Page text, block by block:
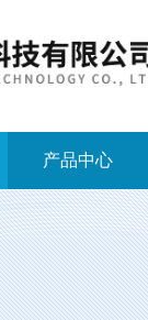
产品中心